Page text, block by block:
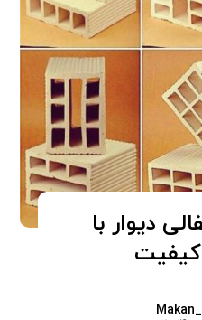
دیوار با
کیفیت